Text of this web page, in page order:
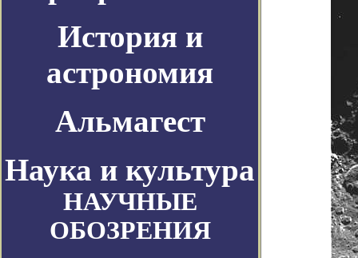
История и
астрономия
Альмагест
Наука и культура
НАУЧНЫЕ
ОБОЗРЕНИЯ